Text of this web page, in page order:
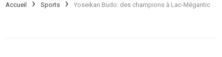
Accueil Sports Yoseikan Budo: des champions à Lac-Mégantic